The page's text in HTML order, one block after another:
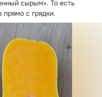
сырым». То есть
с грядки.